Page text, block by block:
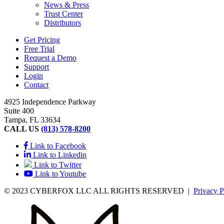
News & Press
Trust Center
Distributors
Get Pricing
Free Trial
Request a Demo
Support
Login
Contact
4925 Independence Parkway
Suite 400
Tampa, FL 33634
CALL US (813) 578-8200
Link to Facebook
Link to Linkedin
Link to Twitter
Link to Youtube
© 2023 CYBERFOX LLC ALL RIGHTS RESERVED | Privacy